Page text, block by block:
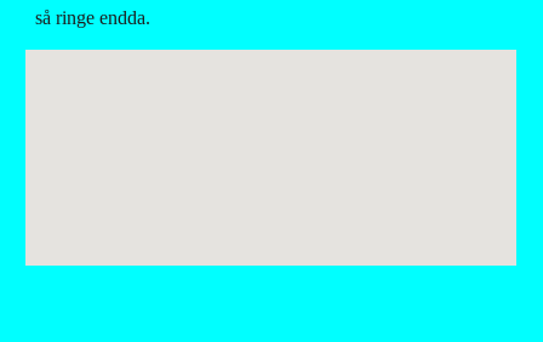
så ringe endda.